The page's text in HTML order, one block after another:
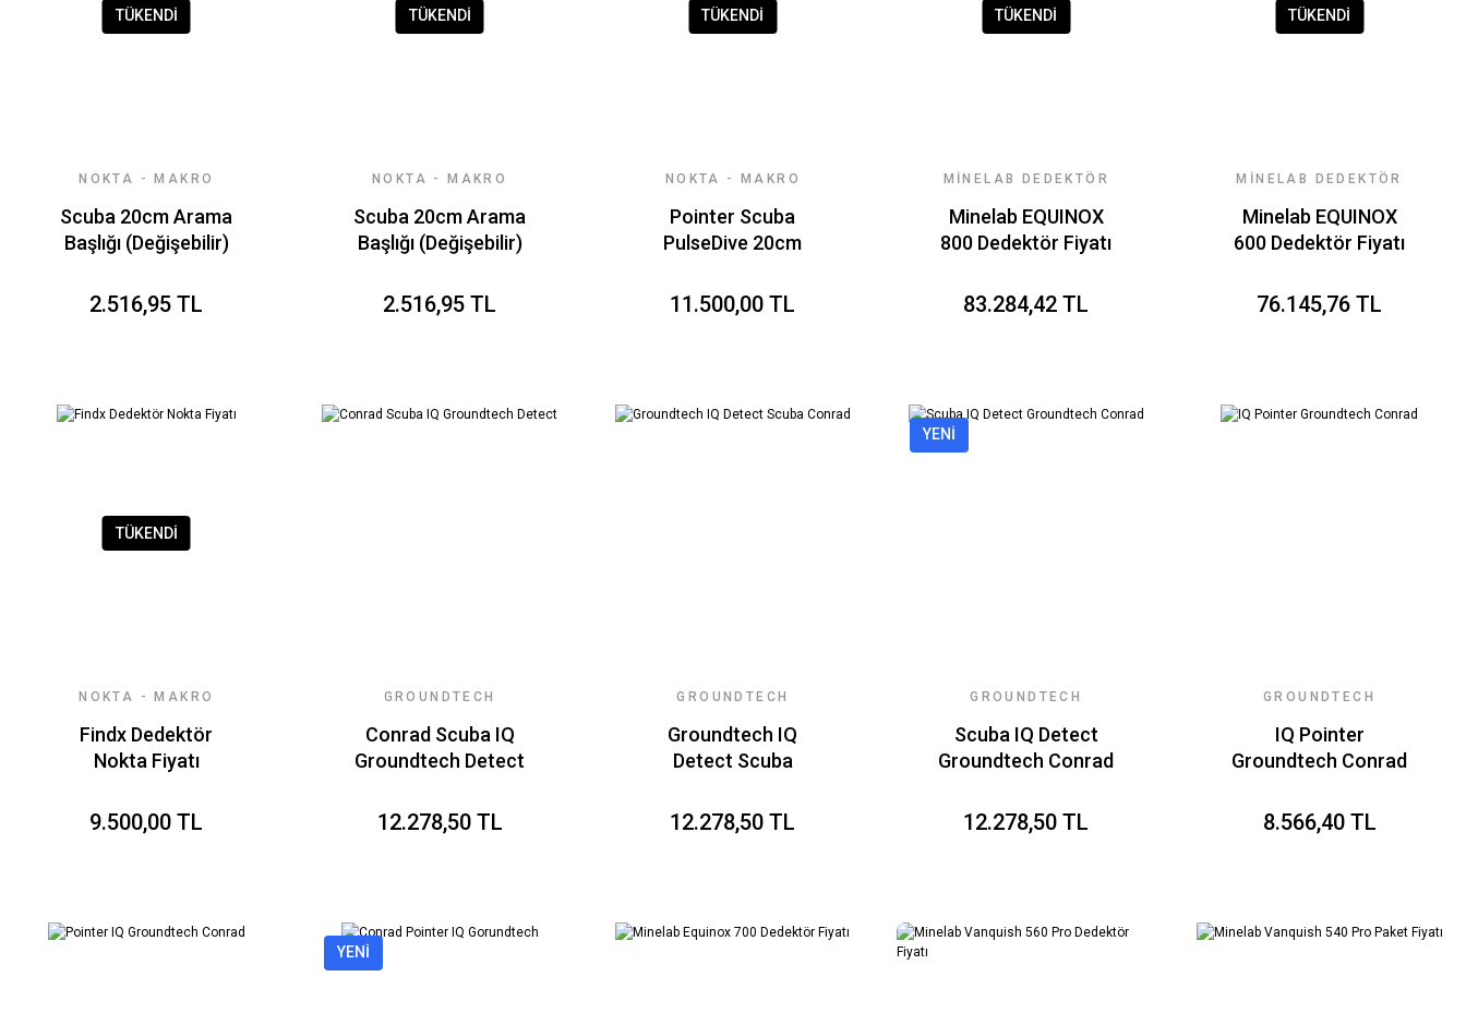
TÜKENDİ
NOKTA - MAKRO
Scuba 20cm Arama
Başlığı (Değişebilir)
2.516,95 TL
TÜKENDİ
NOKTA - MAKRO
Scuba 20cm Arama
Başlığı (Değişebilir)
2.516,95 TL
TÜKENDİ
NOKTA - MAKRO
Pointer Scuba
PulseDive 20cm
Dedektörü
11.500,00 TL
TÜKENDİ
MINELAB DEDEKTÖR
Minelab EQUINOX
800 Dedektör Fiyatı
83.284,42 TL
TÜKENDİ
MINELAB DEDEKTÖR
Minelab EQUINOX
600 Dedektör Fiyatı
76.145,76 TL
TÜKENDİ
NOKTA - MAKRO
Findx Dedektör
Nokta Fiyatı
9.500,00 TL
GROUNDTECH
Conrad Scuba IQ
Groundtech Detect
12.278,50 TL
GROUNDTECH
Groundtech IQ
Detect Scuba
12.278,50 TL
YENİ
GROUNDTECH
Scuba IQ Detect
Groundtech Conrad
12.278,50 TL
GROUNDTECH
IQ Pointer
Groundtech Conrad
8.566,40 TL
YENİ